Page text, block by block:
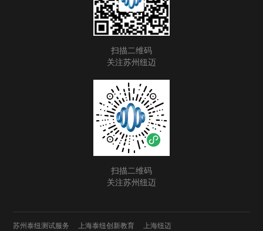
扫描二维码
关注苏州纽迈
扫描二维码
关注苏州纽迈
苏州泰纽测试服务 上海泰纽创新教育 上海纽迈